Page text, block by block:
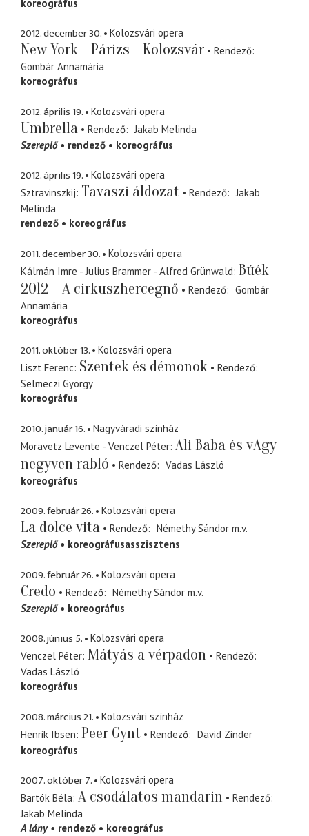
koreográfus
2012. december 30. Kolozsvári opera
New York - Párizs - Kolozsvár
Rendező
Gombár Annamária
koreográfus
2012. április 19. Kolozsvári opera
Umbrella Rendező
Jakab Melinda
Szereplő
rendező koreográfus
2012. április 19.
Kolozsvári opera
Sztravinszkij Tavaszi áldozat Rendező
Jakab
Melinda
rendező
koreográfus
2011. december 30.
Kolozsvári opera
Kálmán Imre - Julius Brammer - Alfred Grünwald Búék
2012 – A cirkuszhercegnő
Rendező
Gombár
Annamária
koreográfus
2011. október 13.
Kolozsvári opera
Liszt Ferenc Szentek és démonok
Rendező
Selmeczi György
koreográfus
2010. január 16.
Nagyváradi színház
Moravetz Levente - Venczel Péter Ali Baba és vAgy
negyven rabló
Rendező
Vadas László
koreográfus
2009. február 26. Kolozsvári opera
La dolce vita Rendező Némethy Sándor m.v.
Szereplő
koreográfusasszisztens
2009. február 26. Kolozsvári opera
Credo Rendező Némethy Sándor m.v.
Szereplő
koreográfus
2008. június 5.
Kolozsvári opera
Venczel Péter Mátyás a vérpadon
Rendező
Vadas László
koreográfus
2008. március 21.
Kolozsvári színház
Henrik Ibsen Peer Gynt Rendező
David Zinder
koreográfus
2007. október 7.
Kolozsvári opera
Bartók Béla A csodálatos mandarin
Rendező
Jakab Melinda
A lány
rendező koreográfus